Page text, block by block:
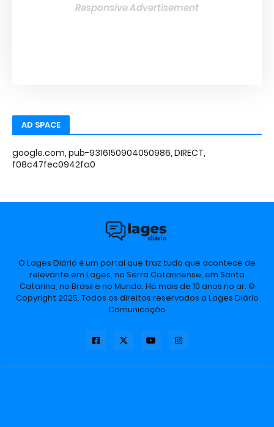
Responsive Advertisement
AD SPACE
google.com, pub-9316150904050986, DIRECT,
f08c47fec0942fa0
O Lages Diário é um portal que traz tudo que acontece de
relevante em Lages, na Serra Catarinense, em Santa
Catarina, no Brasil e no Mundo. Há mais de 10 anos no ar. ©
Copyright 2025. Todos os direitos reservados a Lages Diário
Comunicação